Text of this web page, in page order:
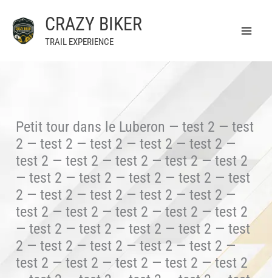
contenu
CRAZY BIKER
TRAIL EXPERIENCE
Petit tour dans le Luberon — test 2 — test
2 — test 2 — test 2 — test 2 — test 2 —
test 2 — test 2 — test 2 — test 2 — test 2
— test 2 — test 2 — test 2 — test 2 — test
2 — test 2 — test 2 — test 2 — test 2 —
test 2 — test 2 — test 2 — test 2 — test 2
— test 2 — test 2 — test 2 — test 2 — test
2 — test 2 — test 2 — test 2 — test 2 —
test 2 — test 2 — test 2 — test 2 — test 2